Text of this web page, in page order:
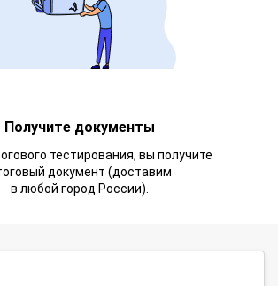
Получите документы
тестирования, вы получите
документ (доставим
в любой город России).